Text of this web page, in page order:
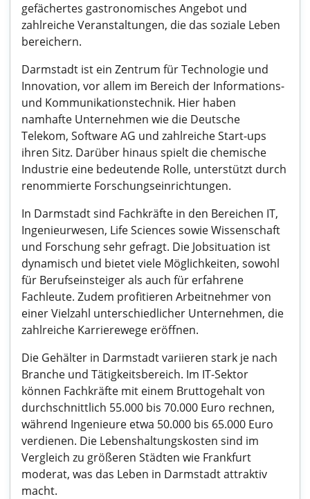
gefächertes gastronomisches Angebot und
zahlreiche Veranstaltungen, die das soziale Leben
bereichern.
Darmstadt ist ein Zentrum für Technologie und
Innovation, vor allem im Bereich der Informations-
und Kommunikationstechnik. Hier haben
namhafte Unternehmen wie die Deutsche
Telekom, Software AG und zahlreiche Start-ups
ihren Sitz. Darüber hinaus spielt die chemische
Industrie eine bedeutende Rolle, unterstützt durch
renommierte Forschungseinrichtungen.
In Darmstadt sind Fachkräfte in den Bereichen IT,
Ingenieurwesen, Life Sciences sowie Wissenschaft
und Forschung sehr gefragt. Die Jobsituation ist
dynamisch und bietet viele Möglichkeiten, sowohl
für Berufseinsteiger als auch für erfahrene
Fachleute. Zudem profitieren Arbeitnehmer von
einer Vielzahl unterschiedlicher Unternehmen, die
zahlreiche Karrierewege eröffnen.
Die Gehälter in Darmstadt variieren stark je nach
Branche und Tätigkeitsbereich. Im IT-Sektor
können Fachkräfte mit einem Bruttogehalt von
durchschnittlich 55.000 bis 70.000 Euro rechnen,
während Ingenieure etwa 50.000 bis 65.000 Euro
verdienen. Die Lebenshaltungskosten sind im
Vergleich zu größeren Städten wie Frankfurt
moderat, was das Leben in Darmstadt attraktiv
macht.